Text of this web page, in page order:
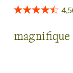
magnifique